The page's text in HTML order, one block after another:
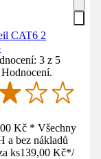
CAT6 2
3 z 5
Kč * Všechny
a bez nákladů
ks139,00 Kč*/